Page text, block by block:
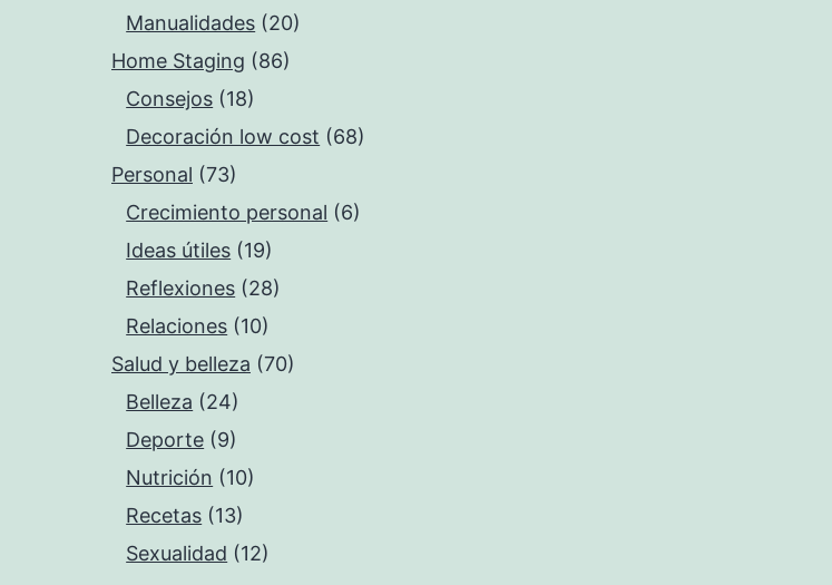
Manualidades (20)
Home Staging (86)
Consejos (18)
Decoración low cost (68)
Personal (73)
Crecimiento personal (6)
Ideas útiles (19)
Reflexiones (28)
Relaciones (10)
Salud y belleza (70)
Belleza (24)
Deporte (9)
Nutrición (10)
Recetas (13)
Sexualidad (12)